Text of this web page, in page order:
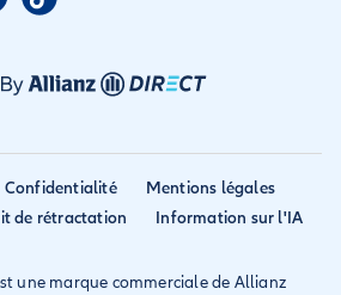
et
Confidentialité
Mentions légales
de rétractation Information sur l'IA
une marque commerciale de Allianz